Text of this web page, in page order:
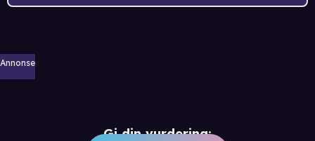
Annonse
Gi din vurdering: